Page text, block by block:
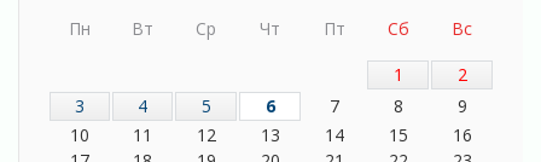
«Активное лето»
Ленобласть отметила заслуги жителей перед
регионом и страной
02 августа 2026
Пн Вт Ср Чт Пт Сб
Вс
1
2
3
4 5 6 7 8
9
10
11 12 13 14 15
16